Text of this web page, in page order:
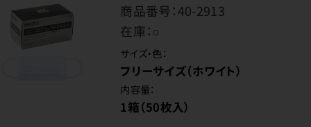
商品番号：40-2913
在庫：○
サイズ・色：
フリーサイズ（ホワイト）
内容量：
1箱（50枚入）